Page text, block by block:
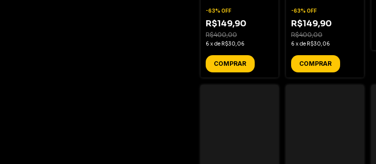
-63% OFF
R$149,90
R$400,00
6 xde R$30,06
COMPRAR
-63% OFF
R$149,90
R$400,00
6 xde R$30,06
COMPRAR